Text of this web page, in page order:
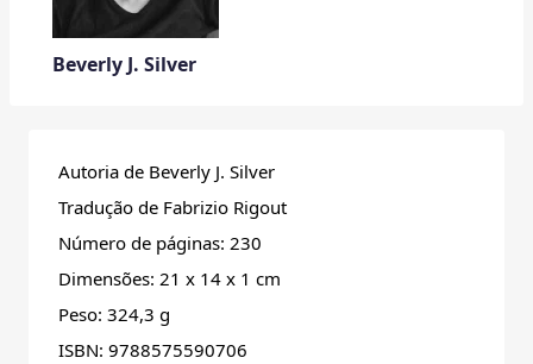
Beverly J. Silver
Autoria de Beverly J. Silver
Tradução de Fabrizio Rigout
Número de páginas: 230
Dimensões: 21 x 14 x 1 cm
Peso: 324,3 g
ISBN: 9788575590706